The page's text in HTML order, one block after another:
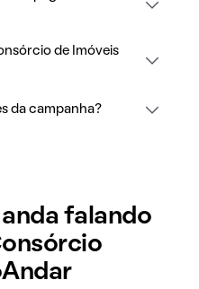
de Imóveis
da campanha?
falando